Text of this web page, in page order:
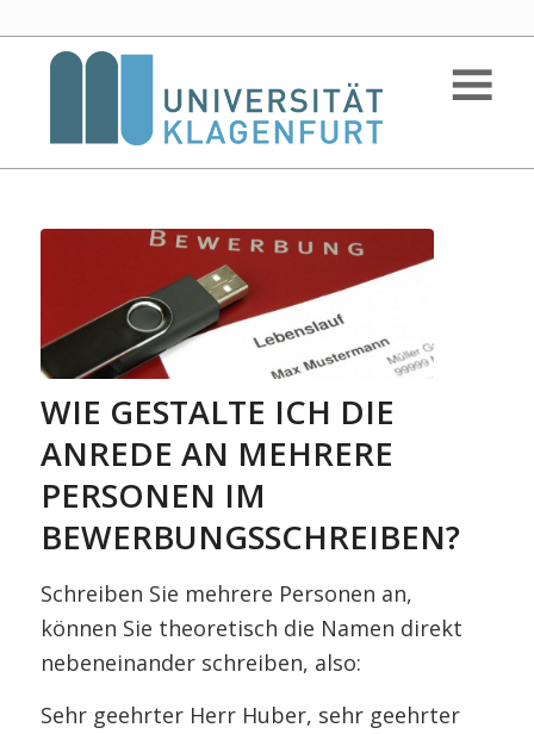
WIE GESTALTE ICH DIE
ANREDE AN MEHRERE
PERSONEN IM
BEWERBUNGSSCHREIBEN?
Schreiben Sie mehrere Personen an,
können Sie theoretisch die Namen direkt
nebeneinander schreiben, also:
Sehr geehrter Herr Huber, sehr geehrter